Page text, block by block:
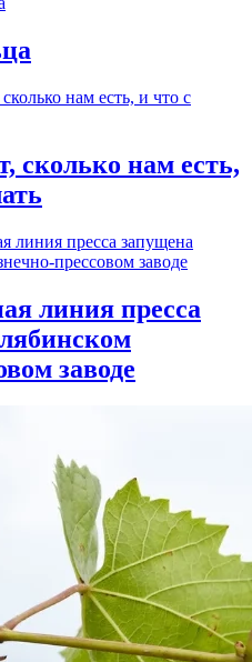
сколько нам есть,
линия пресса
заводе